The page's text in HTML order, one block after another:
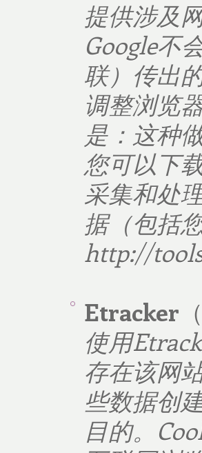
提供涉及
Google不
联）传出
调整浏览
是：这种
您可以下
采集和处
据（包括
http://
Etracker
使用
存在该网
些数据创
目的。